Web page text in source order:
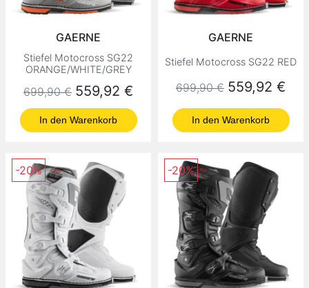
GAERNE
Stiefel Motocross SG22
ORANGE/WHITE/GREY
Normaler Preis
699,90 € Preis
559,92 €
In den Warenkorb
GAERNE
Stiefel Motocross SG22 RED
Normaler Preis
699,90 € Preis
559,92 €
In den Warenkorb
-20% -20%